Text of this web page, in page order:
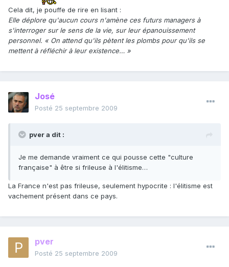
Cela dit, je pouffe de rire en lisant :
Elle déplore qu'aucun cours n'amène ces futurs managers à
s'interroger sur le sens de la vie, sur leur épanouissement
personnel. « On attend qu'ils pètent les plombs pour qu'ils se
mettent à réfléchir à leur existence… »
José
Posté 25 septembre 2009
pver a dit :
Je me demande vraiment ce qui pousse cette "culture
française" à être si frileuse à l'élitisme…
La France n'est pas frileuse, seulement hypocrite : l'élitisme est
vachement présent dans ce pays.
pver
Posté 25 septembre 2009